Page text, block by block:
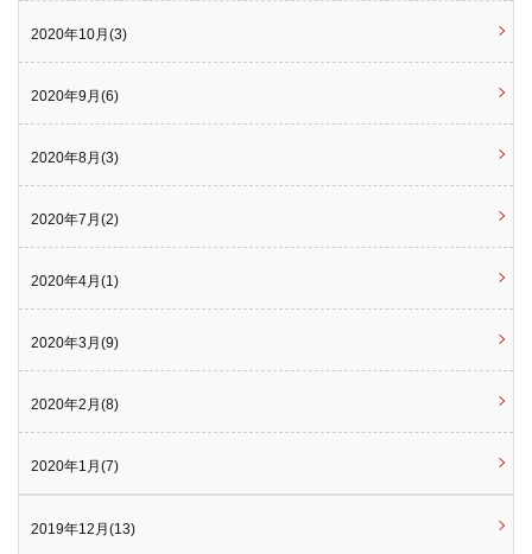
2020年10月(3)
2020年9月(6)
2020年8月(3)
2020年7月(2)
2020年4月(1)
2020年3月(9)
2020年2月(8)
2020年1月(7)
2019年12月(13)